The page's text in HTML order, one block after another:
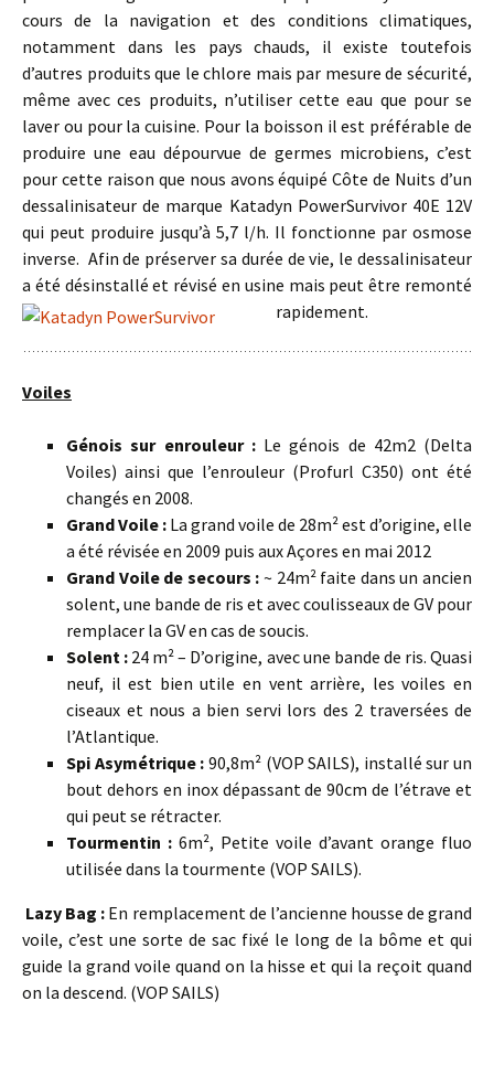
cours de la navigation et des conditions climatiques,
notamment dans les pays chauds, il existe toutefois
d’autres produits que le chlore mais par mesure de sécurité,
même avec ces produits, n’utiliser cette eau que pour se
laver ou pour la cuisine. Pour la boisson il est préférable de
produire une eau dépourvue de germes microbiens, c’est
pour cette raison que nous avons équipé Côte de Nuits d’un
dessalinisateur de marque Katadyn PowerSurvivor 40E 12V
qui peut produire jusqu’à 5,7 l/h. Il fonctionne par osmose
inverse. Afin de préserver sa durée de vie, le dessalinisateur
a été désinstallé et révisé en usine mais peut être remonté
rapidement.
Voiles
Génois sur enrouleur : Le génois de 42m2 (Delta
Voiles) ainsi que l’enrouleur (Profurl C350) ont été
changés en 2008.
Grand Voile : La grand voile de 28m² est d’origine, elle
a été révisée en 2009 puis aux Açores en mai 2012
Grand Voile de secours : ~ 24m² faite dans un ancien
solent, une bande de ris et avec coulisseaux de GV pour
remplacer la GV en cas de soucis.
Solent : 24 m² – D’origine, avec une bande de ris. Quasi
neuf, il est bien utile en vent arrière, les voiles en
ciseaux et nous a bien servi lors des 2 traversées de
l’Atlantique.
Spi Asymétrique : 90,8m² (VOP SAILS), installé sur un
bout dehors en inox dépassant de 90cm de l’étrave et
qui peut se rétracter.
Tourmentin : 6m², Petite voile d’avant orange fluo
utilisée dans la tourmente (VOP SAILS).
Lazy Bag : En remplacement de l’ancienne housse de grand
voile, c’est une sorte de sac fixé le long de la bôme et qui
guide la grand voile quand on la hisse et qui la reçoit quand
on la descend. (VOP SAILS)